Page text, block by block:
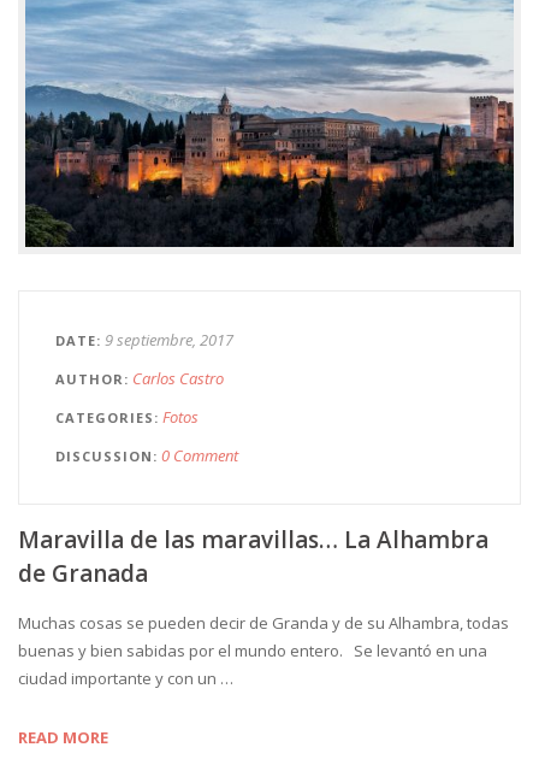
DATE 9 septiembre, 2017
AUTHOR Carlos Castro
CATEGORIES Fotos
DISCUSSION 0 Comment
Maravilla de las maravillas… La Alhambra
de Granada
Muchas cosas se pueden decir de Granda y de su Alhambra, todas
buenas y bien sabidas por el mundo entero. Se levantó en una
ciudad importante y con un …
READ MORE